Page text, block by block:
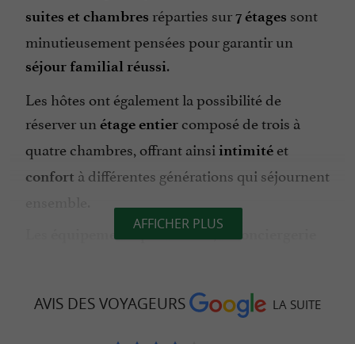
suites et chambres réparties sur7 étages sont
minutieusement pensées pour garantir un
séjour familial réussi.
Les hôtes ont également la possibilité de
réserver un étage entier composé de trois à
quatre chambres, offrant ainsi intimité et
confort à différentes générations qui séjournent
équipements pour bébés, la
conciergerie
Un cadre urbain, une hospitalité
AFFICHER PLUS
AVIS DES VOYAGEURS LA SUITE